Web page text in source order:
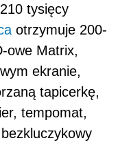
tysięcy
otrzymuje 200-
owe Matrix,
ekranie,
tapicerkę,
tempomat,